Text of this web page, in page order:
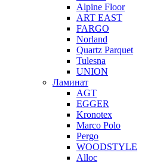
Alpine Floor
ART EAST
FARGO
Norland
Quartz Parquet
Tulesna
UNION
Ламинат
AGT
EGGER
Kronotex
Marco Polo
Pergo
WOODSTYLE
Alloc